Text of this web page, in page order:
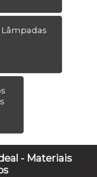
Lâmpadas
- Materiais